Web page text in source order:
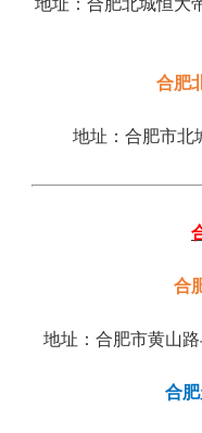
地址： 合肥北城恒大
合肥
地址：合肥市北
合
地址：合肥市黄山
合